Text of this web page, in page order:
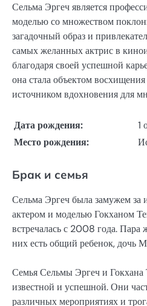
Сельма Эргеч является
моделью со множеством
загадочный образ и
самых желанных актрис в
благодаря своей успешной
она стала объектом
источником вдохновения для
Дата рождения:
1
Место рождения:
Брак и семья
Сельма Эргеч была замужем за
актером и моделью Гокханом
встречалась с 2008 года. Пара
них есть общий ребенок, дочь
Семья Сельмы Эргеч и Гокхана
известной и успешной. Они
различных мероприятиях и